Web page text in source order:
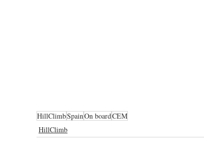
HillClimbSpainOn boardCEM
HillClimb